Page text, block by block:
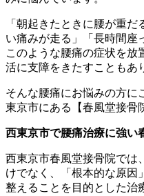
「朝起きたときに腰が重
い痛みが走る」「長時間座
このような腰痛の症状を放
活に支障をきたすこともあ
そんな腰痛にお悩みの方に
東京市にある【春風堂接骨
西東京市で腰痛治療に強い
西東京市春風堂接骨院では
けでなく、「根本的な原因
整えることを目的とした治